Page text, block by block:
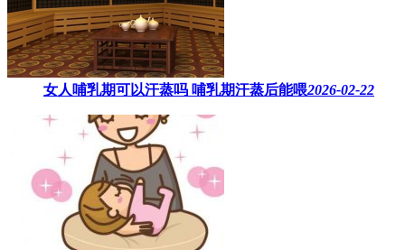
女人哺乳期可以汗蒸吗 ​哺乳期汗蒸后能喂2026-02-22